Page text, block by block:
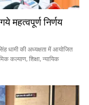
महत्वपूर्ण निर्णय
धामी की अध्यक्षता में आयोजित
कल्याण, शिक्षा, न्यायिक